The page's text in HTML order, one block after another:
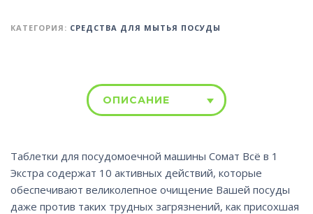
КАТЕГОРИЯ: СРЕДСТВА ДЛЯ МЫТЬЯ ПОСУДЫ
ОПИСАНИЕ
Таблетки для посудомоечной машины Сомат Всё в 1
Экстра содержат 10 активных действий, которые
обеспечивают великолепное очищение Вашей посуды
даже против таких трудных загрязнений, как присохшая